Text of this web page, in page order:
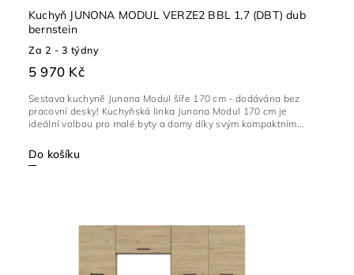
Kuchyň JUNONA MODUL VERZE2 BBL 1,7 (DBT) dub
bernstein
Za 2 - 3 týdny
5 970 Kč
Do košíku
Sestava kuchyně Junona Modul šíře 170 cm - dodávána bez
pracovní desky! Kuchyňská linka Junona Modul 170 cm je
ideální volbou pro malé byty a domy díky svým kompaktním...